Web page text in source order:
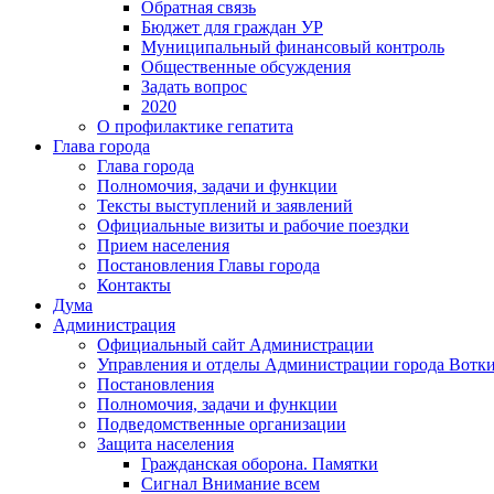
Обратная связь
Бюджет для граждан УР
Муниципальный финансовый контроль
Общественные обсуждения
Задать вопрос
2020
О профилактике гепатита
Глава города
Глава города
Полномочия, задачи и функции
Тексты выступлений и заявлений
Официальные визиты и рабочие поездки
Прием населения
Постановления Главы города
Контакты
Дума
Администрация
Официальный сайт Администрации
Управления и отделы Администрации города
Постановления
Полномочия, задачи и функции
Подведомственные организации
Защита населения
Гражданская оборона. Памятки
Сигнал Внимание всем